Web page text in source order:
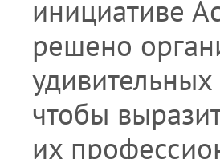
инициативе
решено
чтобы
их